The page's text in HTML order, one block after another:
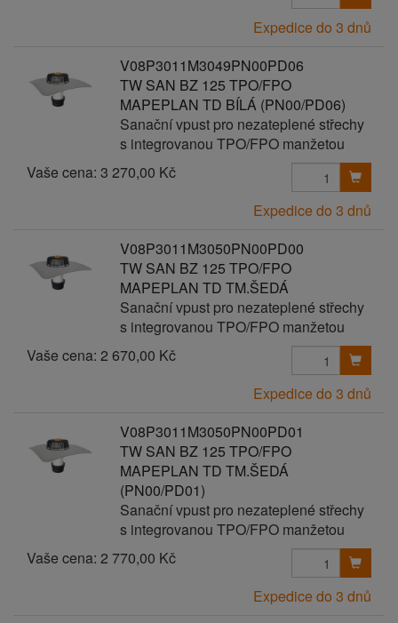
Expedice do 3 dnů
V08P3011M3049PN00PD06
TW SAN BZ 125 TPO/FPO
MAPEPLAN TD BÍLÁ (PN00/PD06)
Sanační vpust pro nezateplené střechy
s integrovanou TPO/FPO manžetou
Vaše cena: 3 270,00 Kč
Expedice do 3 dnů
V08P3011M3050PN00PD00
TW SAN BZ 125 TPO/FPO
MAPEPLAN TD TM.ŠEDÁ
Sanační vpust pro nezateplené střechy
s integrovanou TPO/FPO manžetou
Vaše cena: 2 670,00 Kč
Expedice do 3 dnů
V08P3011M3050PN00PD01
TW SAN BZ 125 TPO/FPO
MAPEPLAN TD TM.ŠEDÁ
(PN00/PD01)
Sanační vpust pro nezateplené střechy
s integrovanou TPO/FPO manžetou
Vaše cena: 2 770,00 Kč
Expedice do 3 dnů